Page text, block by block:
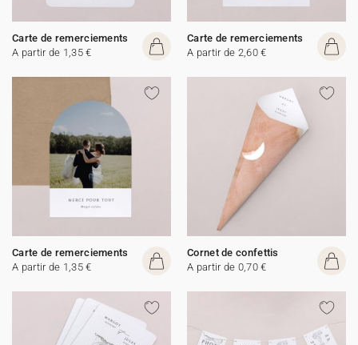
Carte de remerciements
A partir de 1,35 €
Carte de remerciements
A partir de 2,60 €
Carte de remerciements
A partir de 1,35 €
Cornet de confettis
A partir de 0,70 €